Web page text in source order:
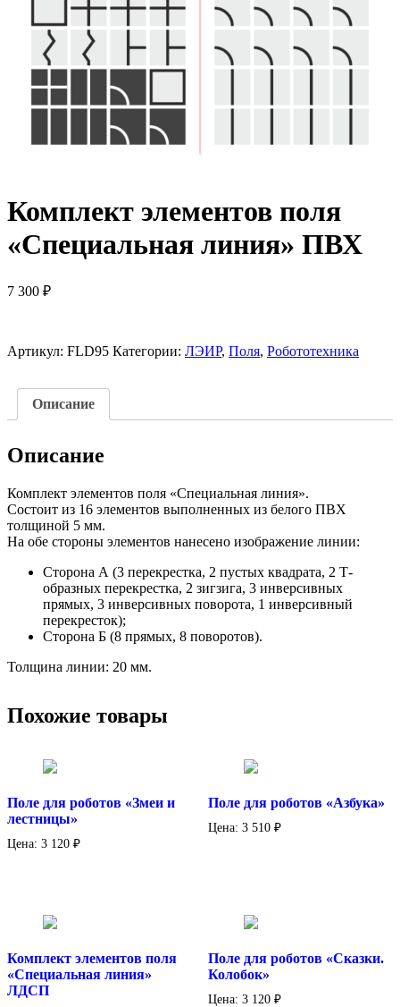
Комплект элементов поля
«Специальная линия» ПВХ
7 300 ₽
Артикул: FLD95 Категории: ЛЭИР, Поля, Робототехника
Описание
Описание
Комплект элементов поля «Специальная линия».
Состоит из 16 элементов выполненных из белого ПВХ
толщиной 5 мм.
На обе стороны элементов нанесено изображение линии:
Сторона А (3 перекрестка, 2 пустых квадрата, 2 Т-
образных перекрестка, 2 зигзига, 3 инверсивных
прямых, 3 инверсивных поворота, 1 инверсивный
перекресток);
Сторона Б (8 прямых, 8 поворотов).
Толщина линии: 20 мм.
Похожие товары
Поле для роботов «Змеи и
лестницы»
Цена: 3 120 ₽
Поле для роботов «Азбука»
Цена: 3 510 ₽
Комплект элементов поля
«Специальная линия»
ЛДСП
Поле для роботов «Сказки.
Колобок»
Цена: 3 120 ₽